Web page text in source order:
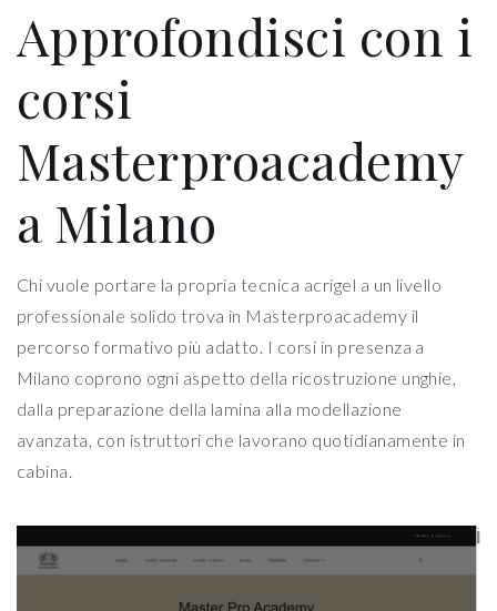
Approfondisci con i
corsi
Masterproacademy
a Milano
Chi vuole portare la propria tecnica acrigel a un livello
professionale solido trova in Masterproacademy il
percorso formativo più adatto. I corsi in presenza a
Milano coprono ogni aspetto della ricostruzione unghie,
dalla preparazione della lamina alla modellazione
avanzata, con istruttori che lavorano quotidianamente in
cabina.